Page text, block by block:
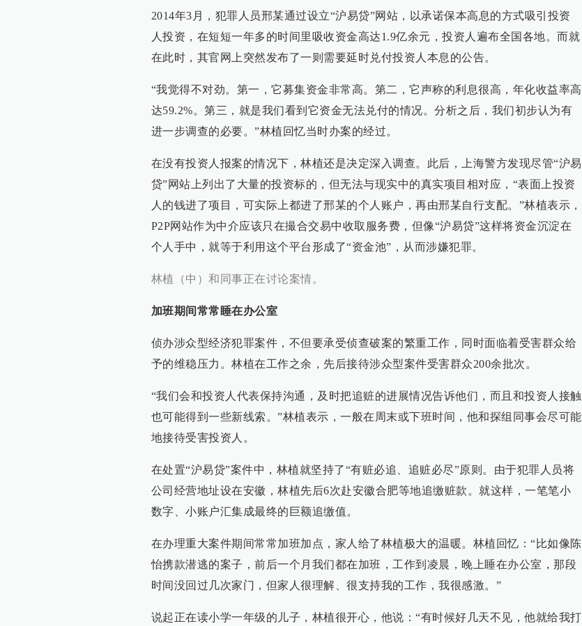
2014年3月，犯罪人员邢某通过设立“沪易贷”网站，以承诺保本高息的方式吸引投资
人投资，在短短一年多的时间里吸收资金高达1.9亿余元，投资人遍布全国各地。而就
在此时，其官网上突然发布了一则需要延时兑付投资人本息的公告。
“我觉得不对劲。第一，它募集资金非常高。第二，它声称的利息很高，年化收益率高
达59.2%。第三，就是我们看到它资金无法兑付的情况。分析之后，我们初步认为有
进一步调查的必要。”林植回忆当时办案的经过。
在没有投资人报案的情况下，林植还是决定深入调查。此后，上海警方发现尽管“沪易
贷”网站上列出了大量的投资标的，但无法与现实中的真实项目相对应，“表面上投资
人的钱进了项目，可实际上都进了邢某的个人账户，再由邢某自行支配。”林植表示，
P2P网站作为中介应该只在撮合交易中收取服务费，但像“沪易贷”这样将资金沉淀在
个人手中，就等于利用这个平台形成了“资金池”，从而涉嫌犯罪。
林植（中）和同事正在讨论案情。
加班期间常常睡在办公室
侦办涉众型经济犯罪案件，不但要承受侦查破案的繁重工作，同时面临着受害群众给
予的维稳压力。林植在工作之余，先后接待涉众型案件受害群众200余批次。
“我们会和投资人代表保持沟通，及时把追赃的进展情况告诉他们，而且和投资人接触
也可能得到一些新线索。”林植表示，一般在周末或下班时间，他和探组同事会尽可能
地接待受害投资人。
在处置“沪易贷”案件中，林植就坚持了“有赃必追、追赃必尽”原则。由于犯罪人员将
公司经营地址设在安徽，林植先后6次赴安徽合肥等地追缴赃款。就这样，一笔笔小
数字、小账户汇集成最终的巨额追缴值。
在办理重大案件期间常常加班加点，家人给了林植极大的温暖。林植回忆：“比如像陈
怡携款潜逃的案子，前后一个月我们都在加班，工作到凌晨，晚上睡在办公室，那段
时间没回过几次家门，但家人很理解、很支持我的工作，我很感激。”
说起正在读小学一年级的儿子，林植很开心，他说：“有时候好几天不见，他就给我打